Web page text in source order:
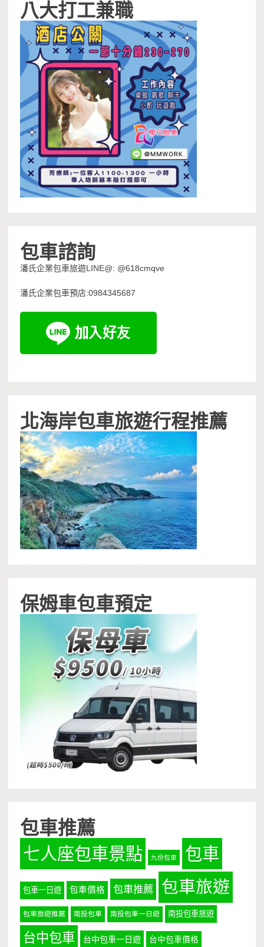
八大打工兼職
包車諮詢
潘氏企業包車旅遊LINE@: @618cmqve
潘氏企業包車預店:0984345687
北海岸包車旅遊行程推薦
保姆車包車預定
包車推薦
七人座包車景點 九份包車 包車
包車一日遊 包車價格 包車推薦 包車旅遊
包車旅遊推薦 南投包車 南投包車一日遊 南投包車旅遊
台中包車 台中包車一日遊 台中包車價格